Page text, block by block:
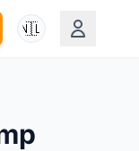
🇳🇱